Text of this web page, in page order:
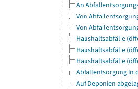
An
Von
Von
Haushaltsabfälle
Haushaltsabfälle
Haushaltsabfälle
Abfallentsorgung in
Auf Deponien